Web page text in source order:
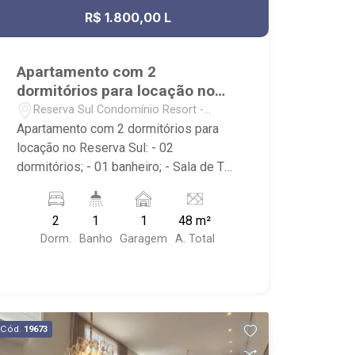
R$ 1.800,00 L
Apartamento com 2
dormitórios para locação no
Reserva Sul
Reserva Sul Condomínio Resort -
Ribeirão Preto/SP
Apartamento com 2 dormitórios para
locação no Reserva Sul: - 02
dormitórios; - 01 banheiro; - Sala de TV;
Cozinha tradicional; - Área de Serviço; -
01 vaga de garagem; - Condomínio:
Portaria 24hrs, Área de Churrasco,
Jaú Serve Supermercados, Pão de
Açúcar, Panificadora Bella Città, Colégio
2
Dorm.
1
Banho
1
Garagem
48 m²
A. Total
Cód. 19673